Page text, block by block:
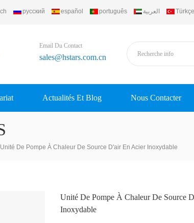
русский español português العربية Türkçe
Email Du Contact
sales@hstars.com.cn
Actualités Et Blog Nous Contacter
Unité De Pompe À Chaleur De Source D'air En Acier Inoxydable
Unité De Pompe À Chaleur De Source
Inoxydable